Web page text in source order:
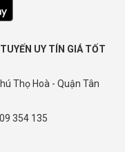
UY TÍN GIÁ TỐT
Thọ Hoà - Quận Tân
354 135